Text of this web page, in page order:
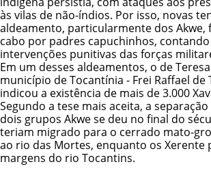
às vilas de não-índios. Por isso, novas
aldeamento, particularmente dos Akwe,
cabo por padres capuchinhos,
intervenções punitivas das forças
Em um desses aldeamentos, o de
município de Tocantínia - Frei Raffael de
indicou a existência de mais de 3.000
Segundo a tese mais aceita, a
dois grupos Akwe se deu no final do
teriam migrado para o cerrado mato-
ao rio das Mortes, enquanto os Xerente
margens do rio Tocantins.